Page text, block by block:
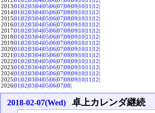
2013|01|02|03|04|05|06|07|08|09|10|11|12|
2014|01|02|03|04|05|06|07|08|09|10|11|12|
2015|01|02|03|04|05|06|07|08|09|10|11|12|
2016|01|02|03|04|05|06|07|08|09|10|11|12|
2017|01|02|03|04|05|06|07|08|09|10|11|12|
2018|01|02|03|04|05|06|07|08|09|10|11|12|
2019|01|02|03|04|05|06|07|08|09|10|11|12|
2020|01|02|03|04|05|06|07|08|09|10|11|12|
2021|01|02|03|04|05|06|07|08|09|10|11|12|
2022|01|02|03|04|05|06|07|08|09|10|11|12|
2023|01|02|03|04|05|06|07|08|09|10|11|12|
2024|01|02|03|04|05|06|07|08|09|10|11|12|
2025|01|02|03|04|05|06|07|08|09|10|11|12|
2026|01|02|03|04|05|06|07|08|
2018-02-07(Wed) 卓上カレンダ継続